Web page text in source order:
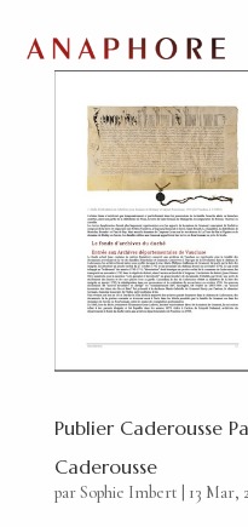
Publier Caderousse
Caderousse
parSophie Imbert 13 Mar,